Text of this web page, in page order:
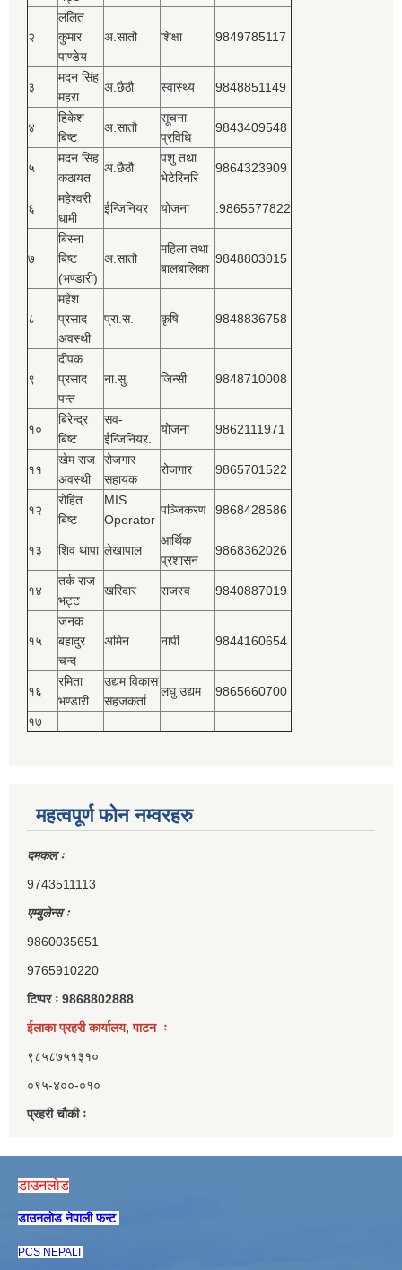
२
ललित
कुमार
पाण्डेय
अ.सातौ शिक्षा 9849785117
३
मदन सिंह
महरा
अ.छैठौ स्वास्थ्य 9848851149
४
हिकेश
बिष्‍ट
अ.सातौ
सूचना
प्रविधि
9843409548
५
मदन सिंह
कठायत
अ.छैठौ
पशु तथा
भेटेरिनरि
9864323909
६
महेश्‍वरी
धामी
ईन्जिनियर योजना .9865577822
७
बिस्‍ना
बिष्‍ट
(भण्डारी)
अ.सातौ
महिला तथा
बालबालिका
9848803015
८
महेश
प्रसाद
अवस्थी
प्रा.स. कृषि 9848836758
९
दीपक
प्रसाद
पन्त
ना.सु. जिन्सी 9848710008
१०
बिरेन्द्र
बिष्‍ट
सव-
ईन्जिनियर.
योजना 9862111971
११
खेम राज
अवस्थी
रोजगार
सहायक
रोजगार 9865701522
१२
रोहित
बिष्‍ट
MIS
Operator
पञ्‍जिकरण 9868428586
१३ शिव थापा लेखापाल
आर्थिक
प्रशासन
9868362026
१४
तर्क राज
भट्ट
खरिदार राजस्‍व 9840887019
१५
जनक
बहादुर
चन्द
अमिन नापी 9844160654
१६
रमिता
भण्डारी
उद्यम विकास
सहजकर्ता
लघु उद्यम 9865660700
१७
महत्वपूर्ण फोन नम्वरहरु
दमकल ः
9743511113
एम्बुलेन्स ः
9860035651
9765910220
टिप्पर ः 9868802888
ईलाका प्रहरी कार्यालय, पाटन ः
९८५८७५१३१०
०९५-४००-०१०
प्रहरी चौकी ः
डाउनलाेड
डाउनलाेड नेपाली फन्ट
PCS NEPALI